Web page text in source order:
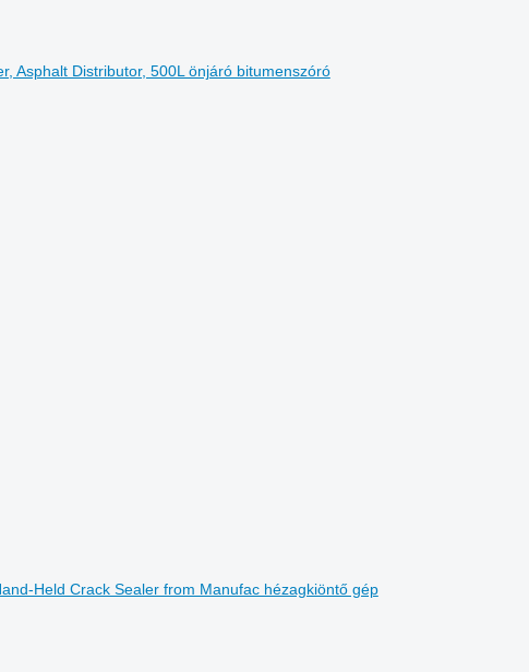
Asphalt Distributor, 500L önjáró bitumenszóró
Held Crack Sealer from Manufac hézagkiöntő gép